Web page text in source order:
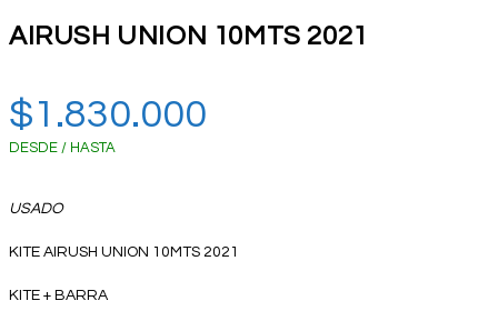
AIRUSH UNION 10MTS 2021
$1.830.000
DESDE / HASTA
USADO
KITE AIRUSH UNION 10MTS 2021
KITE + BARRA